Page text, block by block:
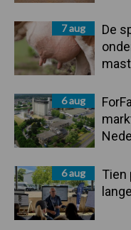
7 aug
De
6 aug
6 aug
Tien